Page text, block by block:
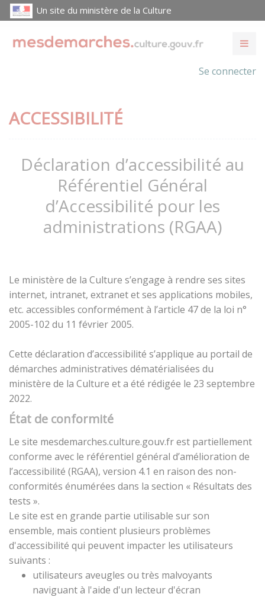
Un site du ministère de la Culture
Se connecter
ACCESSIBILITÉ
Déclaration d’accessibilité au
Référentiel Général
d’Accessibilité pour les
administrations (RGAA)
Le ministère de la Culture s’engage à rendre ses sites
internet, intranet, extranet et ses applications mobiles,
etc. accessibles conformément à l’article 47 de la loi n°
2005-102 du 11 février 2005.
Cette déclaration d’accessibilité s’applique au portail de
démarches administratives dématérialisées du
ministère de la Culture et a été rédigée le 23 septembre
2022.
État de conformité
Le site mesdemarches.culture.gouv.fr est partiellement
conforme avec le référentiel général d’amélioration de
l’accessibilité (RGAA), version 4.1 en raison des non-
conformités énumérées dans la section « Résultats des
tests ».
Le site est en grande partie utilisable sur son
ensemble, mais contient plusieurs problèmes
d'accessibilité qui peuvent impacter les utilisateurs
suivants :
utilisateurs aveugles ou très malvoyants
naviguant à l'aide d'un lecteur d'écran